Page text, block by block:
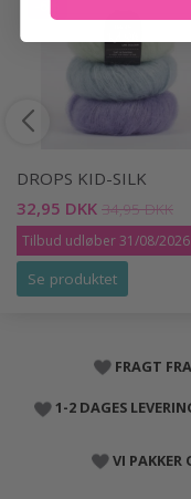
DROPS KID-SILK
32,95 DKK 34,95 DKK
Tilbud udløber 31/08/2026
Se produktet
FRAGT
1-2 DAGES
VI PAKKER